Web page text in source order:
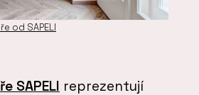
od SAPELI
SAPELI reprezentují